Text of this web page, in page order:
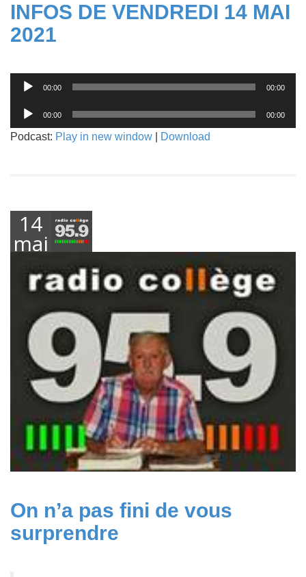
INFOS DE VENDREDI 14 MAI
2021
Lecteur
audio
00:00 00:00
Lecteur
audio
00:00 00:00
Podcast: Play in new window Download
14
mai
2021
On n’a pas fini de vous
surprendre